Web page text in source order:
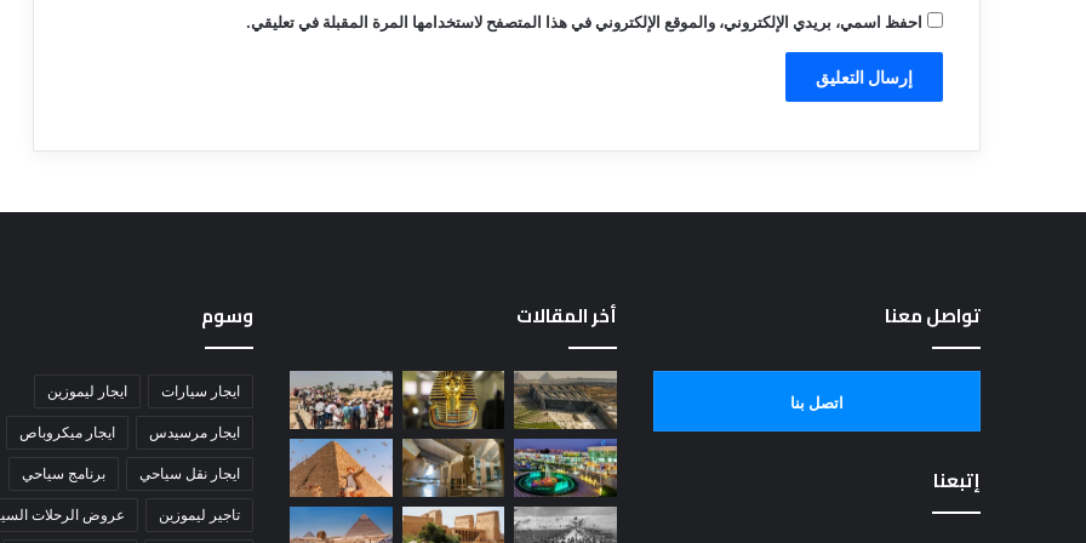
احفظ اسمي، بريدي الإلكتروني، والموقع الإلكتروني في هذا المتصفح لاستخدامها المرة المقبلة في تعليقي.
تواصل معنا
اتصل بنا
إتبعنا
أخر المقالات وسوم
ايجار سيارات ايجار ليموزين
ايجار مرسيدس ايجار ميكروباص
ايجار نقل سياحي برنامج سياحي
تاجير ليموزين عروض الرحلات